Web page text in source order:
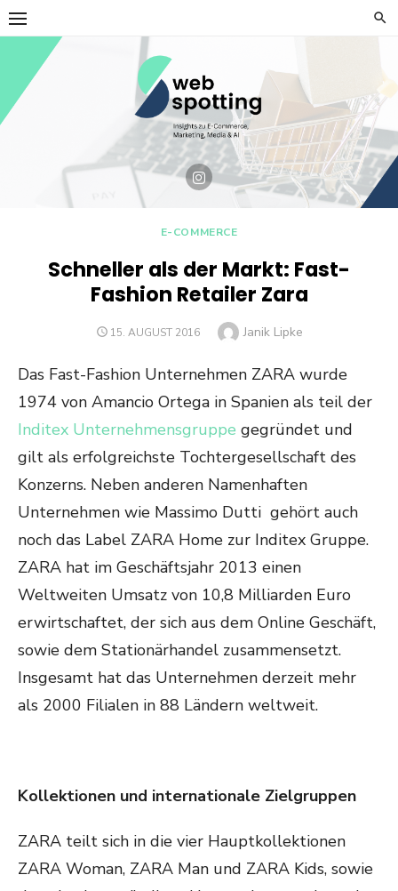
Skip
to
content
E-COMMERCE
Schneller als der Markt: Fast-
Fashion Retailer Zara
POSTED
15. AUGUST 2016 Author
Janik Lipke
Das Fast-Fashion Unternehmen ZARA wurde
1974 von Amancio Ortega in Spanien als teil der
Inditex Unternehmensgruppe gegründet und
gilt als erfolgreichste Tochtergesellschaft des
Konzerns. Neben anderen Namenhaften
Unternehmen wie Massimo Dutti gehört auch
noch das Label ZARA Home zur Inditex Gruppe.
ZARA hat im Geschäftsjahr 2013 einen
Weltweiten Umsatz von 10,8 Milliarden Euro
erwirtschaftet, der sich aus dem Online Geschäft,
sowie dem Stationärhandel zusammensetzt.
Insgesamt hat das Unternehmen derzeit mehr
als 2000 Filialen in 88 Ländern weltweit.
Kollektionen und internationale Zielgruppen
ZARA teilt sich in die vier Hauptkollektionen
ZARA Woman, ZARA Man und ZARA Kids, sowie